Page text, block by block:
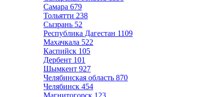
Самара 679
Тольятти 238
Сызрань 52
Республика Дагестан 1109
Махачкала 522
Каспийск 105
Дербент 101
Шымкент 927
Челябинская область 870
Челябинск 454
Магнитогорск 123